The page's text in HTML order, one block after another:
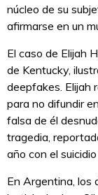
núcleo de su
afirmarse en un
El caso de Elijah
de Kentucky,
deepfakes. Elijah
para no difundir
falsa de él
tragedia,
año con el
En Argentina, los